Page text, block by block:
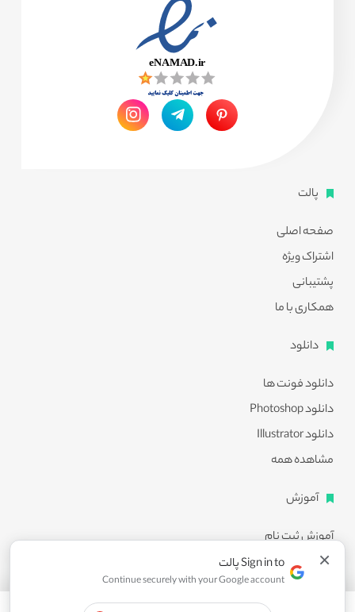
پالت
صفحه اصلی
اشتراک ویژه
پشتیبانی
همکاری با ما
دانلود
دانلود فونت ها
دانلود Photoshop
دانلود Illustrator
مشاهده همه
آموزش
آموزش ثبت نام
آموزش دانلود
آموزش ویرایش طرح ها
× Sign in to پالت
Continue securely with your Google account